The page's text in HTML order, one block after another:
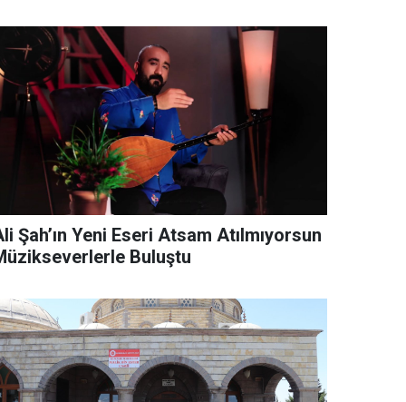
Şah’ın Yeni Eseri Atsam Atılmıyorsun
Buluştu